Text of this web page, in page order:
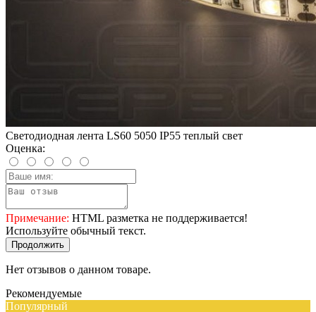
Светодиодная лента LS60 5050 IP55 теплый свет
Оценка:
Примечание: HTML разметка не поддерживается!
Используйте обычный текст.
Продолжить
Нет отзывов о данном товаре.
Рекомендуемые
Популярный